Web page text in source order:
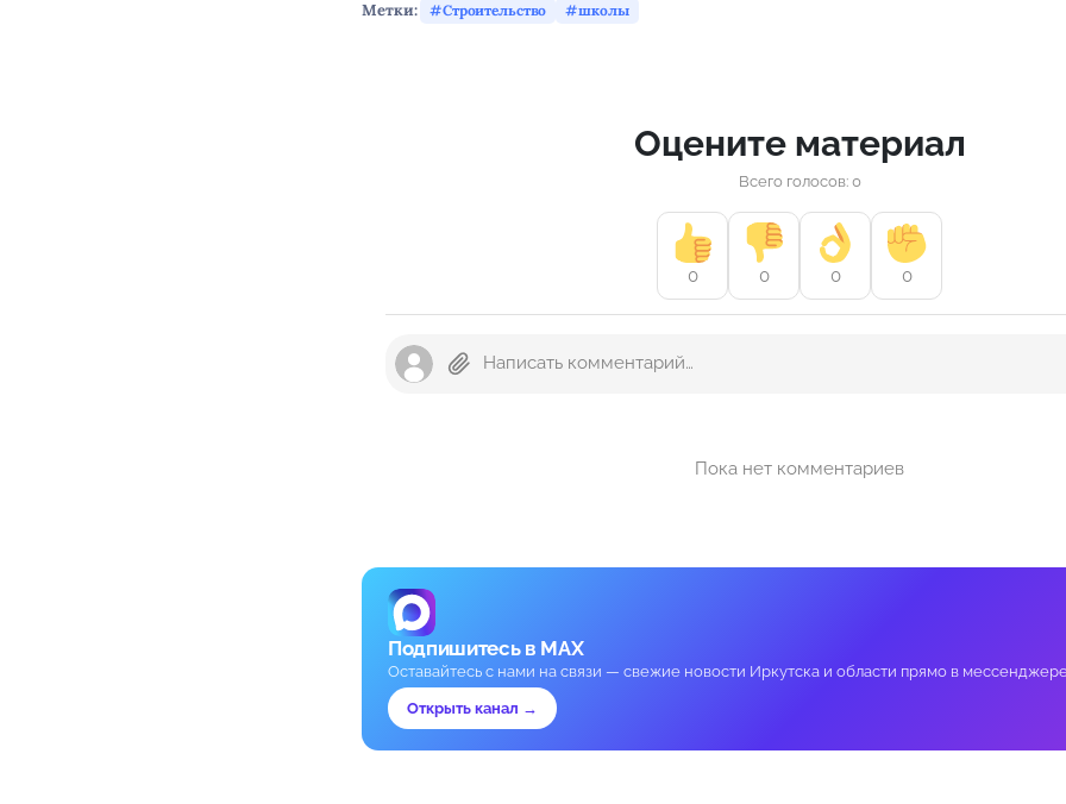
Метки: Строительство школы
Оцените материал
Всего голосов: 0
0 0 0 0
Пока нет комментариев
Подпишитесь в MAX
Оставайтесь с нами на связи — свежие новости Иркутска и области прямо в
Открыть канал →